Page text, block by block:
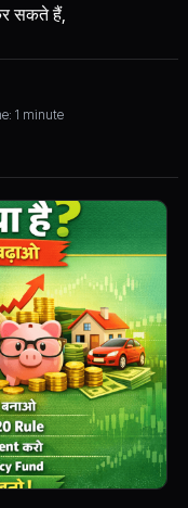
सकते हैं,
1 minute